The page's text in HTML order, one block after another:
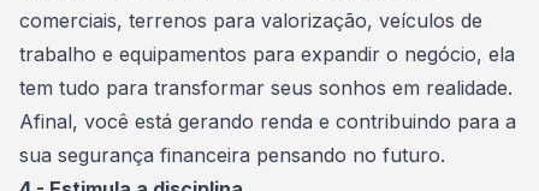
comerciais, terrenos para valorização, veículos de
trabalho e equipamentos para expandir o negócio, ela
tem tudo para transformar seus sonhos em realidade.
Afinal, você está gerando renda e contribuindo para a
sua segurança financeira pensando no futuro.